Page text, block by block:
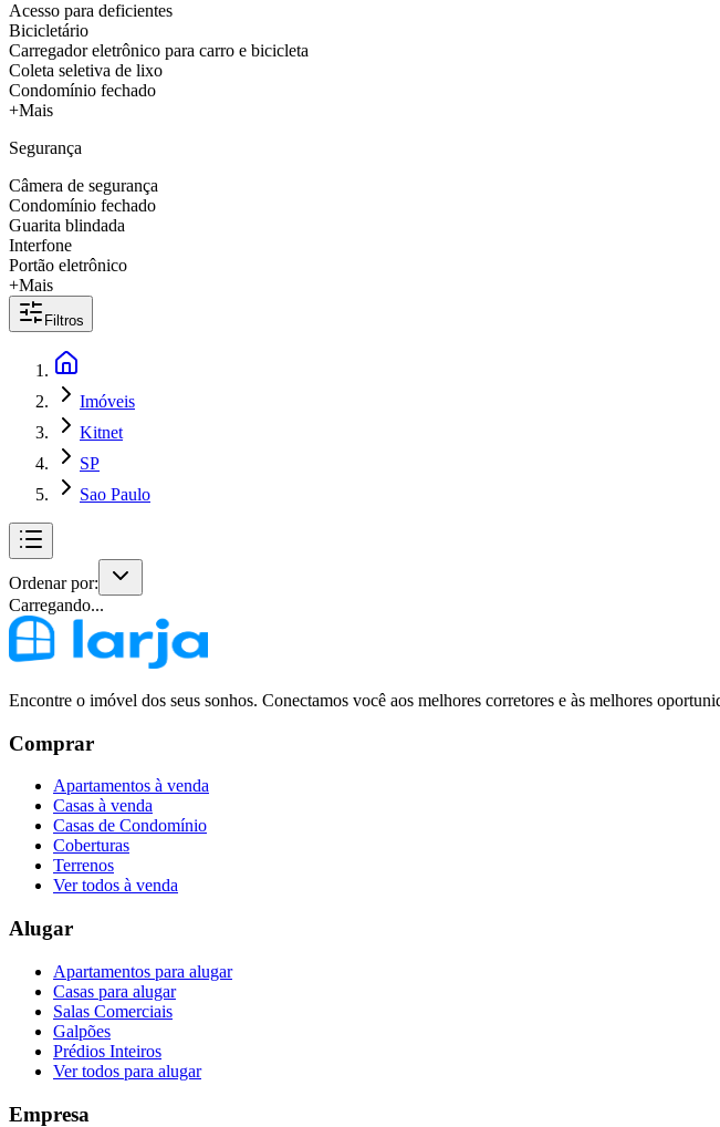
Acesso para deficientes
Bicicletário
Carregador eletrônico para carro e bicicleta
Coleta seletiva de lixo
Condomínio fechado
+Mais
Segurança
Câmera de segurança
Condomínio fechado
Guarita blindada
Interfone
Portão eletrônico
+Mais
Filtros
Imóveis
Kitnet
SP
Sao Paulo
Ordenar por:
Carregando...
Encontre o imóvel dos seus sonhos. Conectamos você aos melhores corretores e às melhores
Comprar
Apartamentos à venda
Casas à venda
Casas de Condomínio
Coberturas
Terrenos
Ver todos à venda
Alugar
Apartamentos para alugar
Casas para alugar
Salas Comerciais
Galpões
Prédios Inteiros
Ver todos para alugar
Empresa